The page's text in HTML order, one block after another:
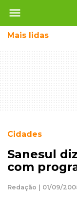
menu
Mais lidas
Cidades
Sanesul
com
Redação | 01/09/